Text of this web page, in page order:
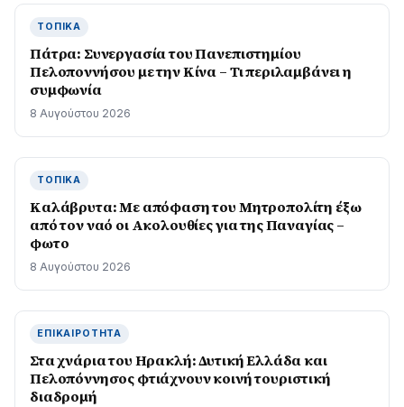
ΤΟΠΙΚΆ
Πάτρα: Συνεργασία του Πανεπιστημίου
Πελοποννήσου με την Κίνα – Τι περιλαμβάνει η
συμφωνία
8 Αυγούστου 2026
ΤΟΠΙΚΆ
Καλάβρυτα: Με απόφαση του Μητροπολίτη έξω
από τον ναό οι Ακολουθίες για της Παναγίας –
φωτο
8 Αυγούστου 2026
ΕΠΙΚΑΙΡΌΤΗΤΑ
Στα χνάρια του Ηρακλή: Δυτική Ελλάδα και
Πελοπόννησος φτιάχνουν κοινή τουριστική
διαδρομή